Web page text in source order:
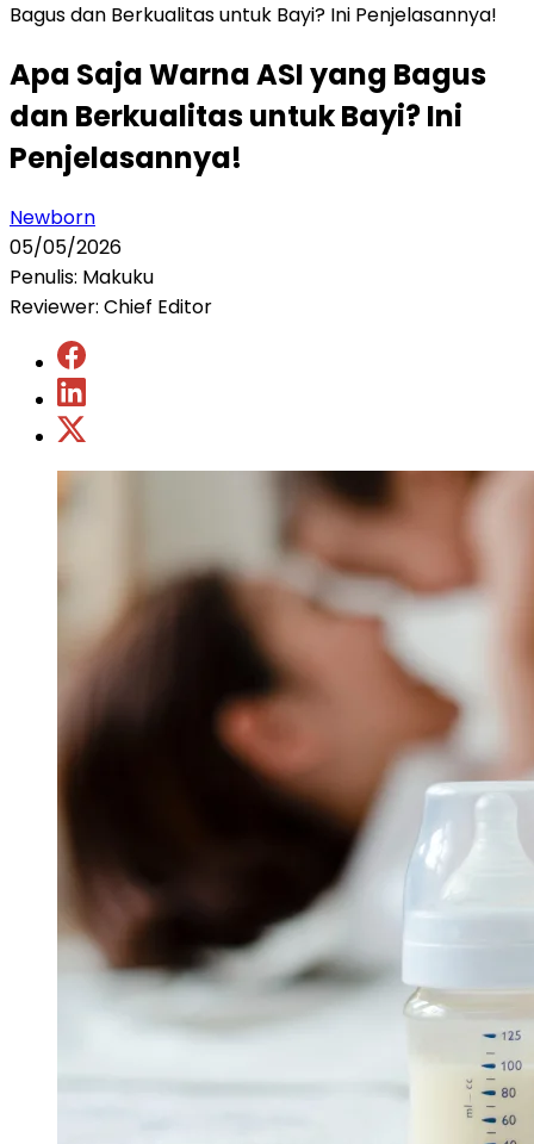
Bagus dan Berkualitas untuk Bayi? Ini Penjelasannya!
Apa Saja Warna ASI yang Bagus
dan Berkualitas untuk Bayi? Ini
Penjelasannya!
Newborn
05/05/2026
Penulis: Makuku
Reviewer: Chief Editor